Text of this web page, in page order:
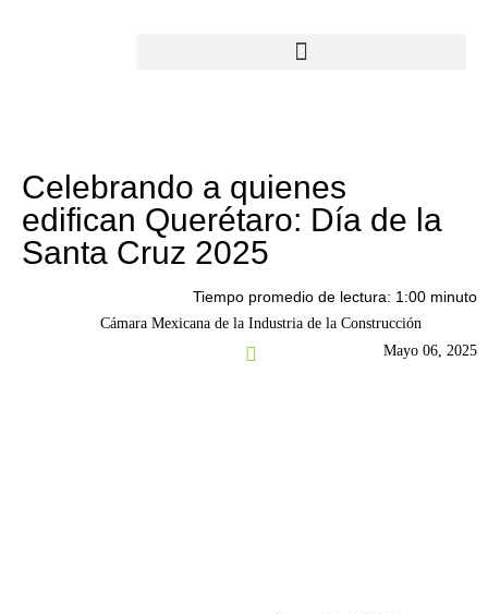
Celebrando a quienes
edifican Querétaro: Día de la
Santa Cruz 2025
Tiempo promedio de lectura: 1:00 minuto
Cámara Mexicana de la Industria de la Construcción
Mayo 06, 2025